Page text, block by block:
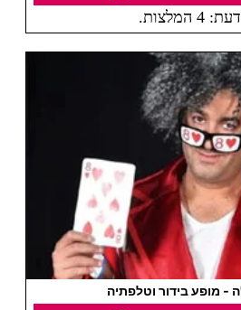
המלצות.
- מופע בידור וטלפתיה